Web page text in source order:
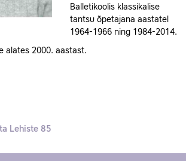
Balletikoolis klassikalise
tantsu õpetajana aastatel
1964-1966 ning 1984-2014.
alates 2000. aastast.
Lehiste 85